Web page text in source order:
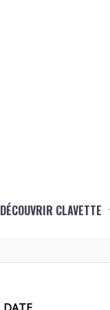
DÉCOUVRIR CLAVETTE